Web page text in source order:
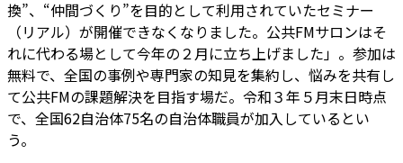
換”、“仲間づくり”を目的として利用されていたセミナー
（リアル）が開催できなくなりました。公共FMサロンはそ
れに代わる場として今年の２月に立ち上げました」。参加は
無料で、全国の事例や専門家の知見を集約し、悩みを共有し
て公共FMの課題解決を目指す場だ。令和３年５月末日時点
で、全国62自治体75名の自治体職員が加入しているとい
う。